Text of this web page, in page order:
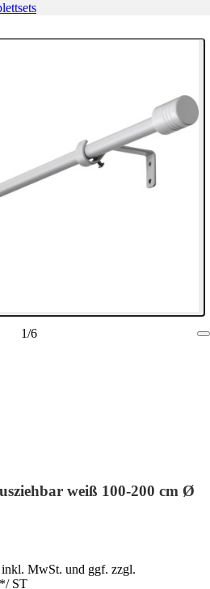
1/6
weiß 100-200 cm Ø
MwSt. und ggf. zzgl.
*/ ST